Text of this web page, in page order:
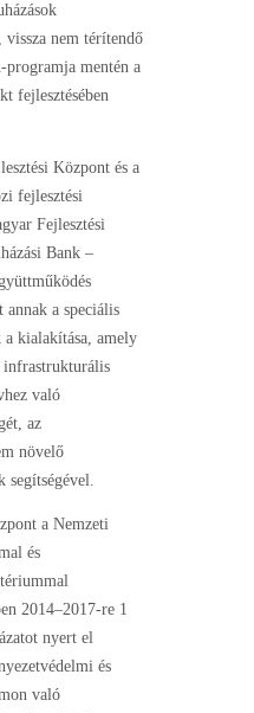
vissza nem térítendő
mentén a
fejlesztésében
Központ és a
fejlesztési
Fejlesztési
Bank –
annak a speciális
kialakítása, amely
infrastrukturális
való
az
növelő
segítségével.
a Nemzeti
és
2014–2017-re 1
nyert el
és
való